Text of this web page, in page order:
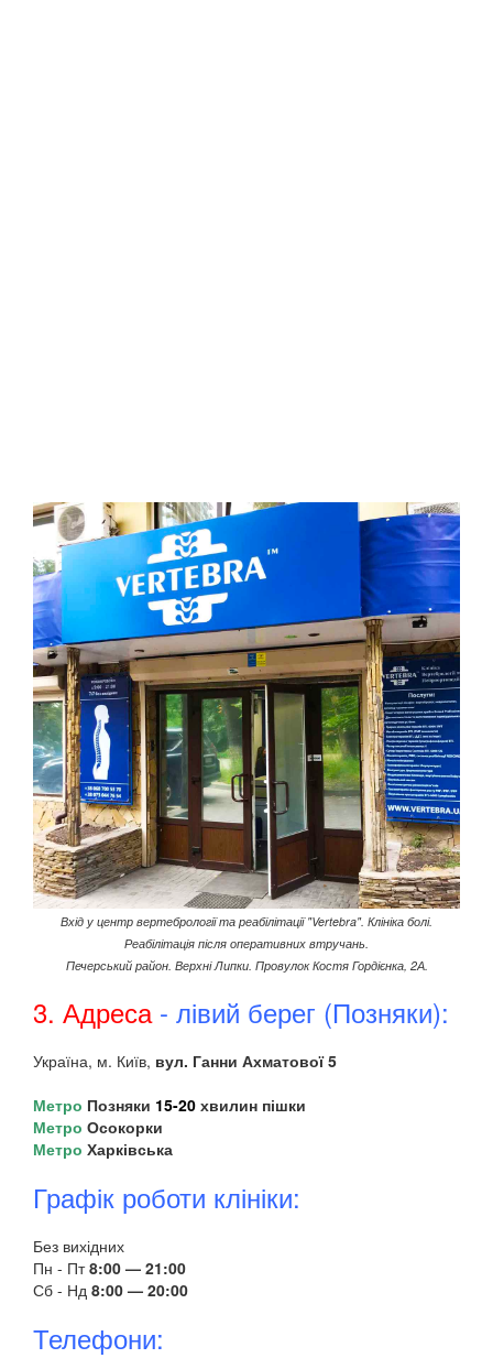
Вхід у центр вертебрології та реабілітації "Vertebra". Клініка болі.
Реабілітація після оперативних втручань.
Печерський район. Верхні Липки. Провулок Костя Гордієнка, 2А.
3. Адреса- лівий берег (Позняки):
Україна, м. Київ, вул. Ганни Ахматової 5
Метро Позняки 15-20 хвилин пішки
Метро Осокорки
Метро Харківська
Графік роботи клініки:
Без вихідних
Пн - Пт8:00 — 21:00
Сб - Нд 8:00 — 20:00
Телефони: